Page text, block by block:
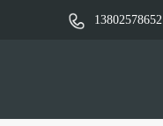
13802578652